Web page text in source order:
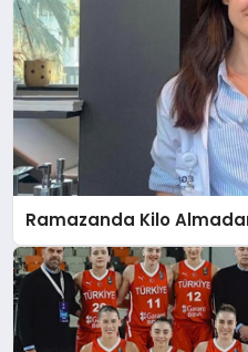
Ramazanda Kilo